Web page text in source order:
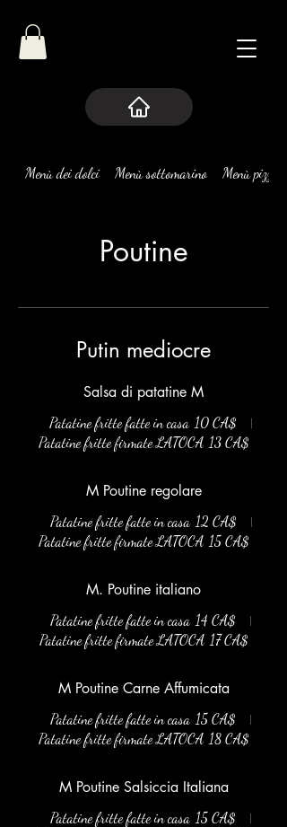
Menù dei dolci Menù sottomarino Menù pizze
Poutine
Putin mediocre
Salsa di patatine M
Patatine fritte fatte in casa 10 CA$
Patatine fritte firmate LATOCA 13 CA$
M Poutine regolare
Patatine fritte fatte in casa 12 CA$
Patatine fritte firmate LATOCA 15 CA$
M. Poutine italiano
Patatine fritte fatte in casa 14 CA$
Patatine fritte firmate LATOCA 17 CA$
M Poutine Carne Affumicata
Patatine fritte fatte in casa 15 CA$
Patatine fritte firmate LATOCA 18 CA$
M Poutine Salsiccia Italiana
Patatine fritte fatte in casa 15 CA$